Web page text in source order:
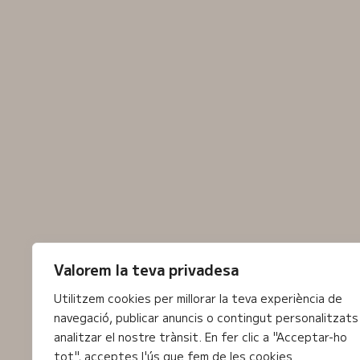
Valorem la teva privadesa
Utilitzem cookies per millorar la teva experiència de
navegació, publicar anuncis o contingut
analitzar el nostre trànsit. En fer clic a "Acceptar-ho
tot", acceptes l'ús que fem de les cookies.